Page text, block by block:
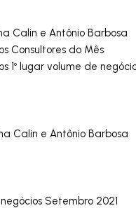
Calin e Antônio Barbosa
Consultores do Mês
1º lugar volume de
Calin e Antônio Barbosa
Setembro 2021